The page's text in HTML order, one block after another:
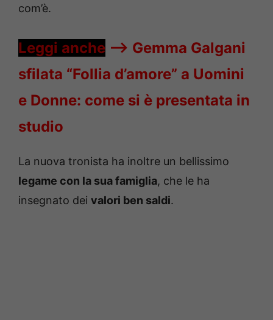
com’è.
Leggi anche —-> Gemma Galgani
sfilata “Follia d’amore” a Uomini
e Donne: come si è presentata in
studio
La nuova tronista ha inoltre un bellissimo
legame con la sua famiglia, che le ha
insegnato dei valori ben saldi.